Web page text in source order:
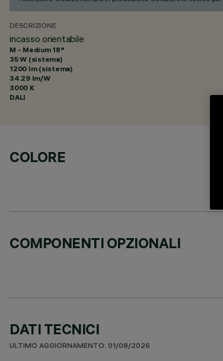
DESCRIZIONE
incasso orientabile
M - Medium 18°
35 W (sistema)
1200 lm (sistema)
34.29 lm/W
3000 K
DALI
COLORE
COMPONENTI OPZIONALI
DATI TECNICI
ULTIMO AGGIORNAMENTO: 01/08/2026